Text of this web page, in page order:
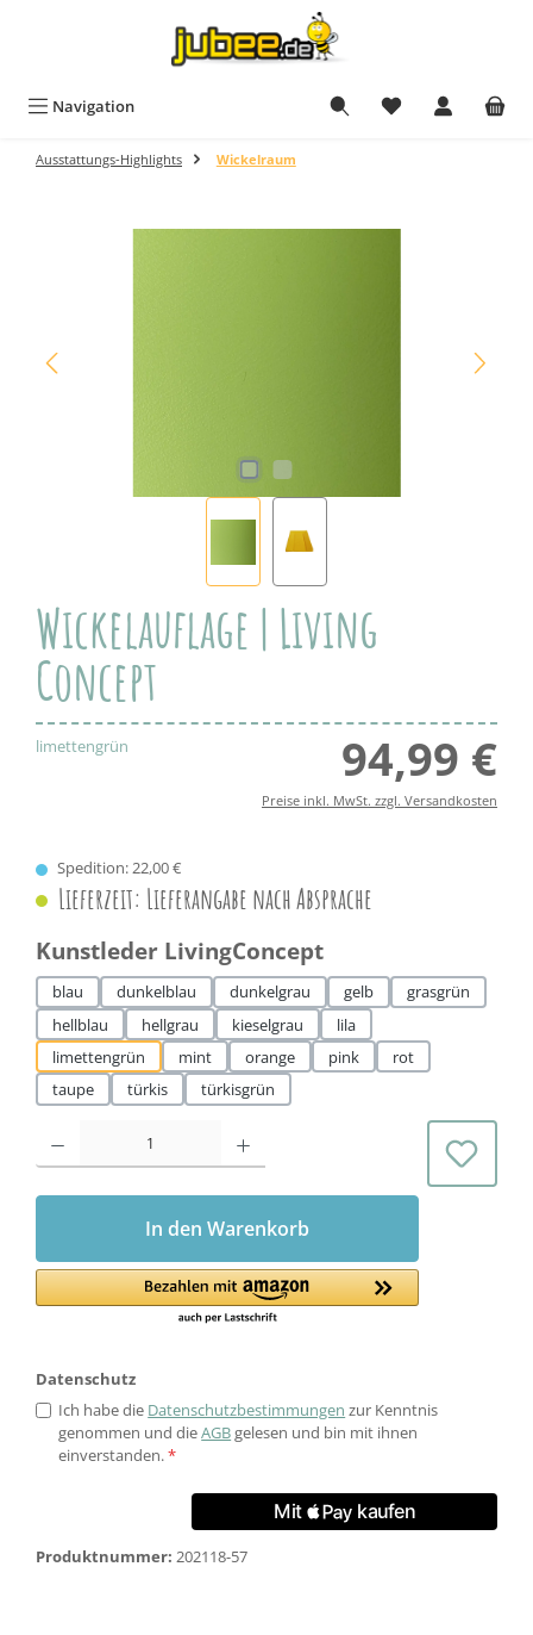
Navigation Du hast 0
Ausstattungs-Highlights Wickelraum
Wickelauflage | Living
Concept
limettengrün 94,99 €
Preise inkl. MwSt. zzgl. Versandkosten
Spedition: 22,00 €
Lieferzeit: Lieferangabe nach Absprache
Kunstleder LivingConceptauswählen
blau dunkelblau dunkelgrau gelb
grasgrün
hellblau
hellgrau kieselgrau
lila
limettengrün
mint orange pink
rot
taupe
türkis türkisgrün
Produkt Anzahl: Gib den gewünschten Wert ein oder benutze die
In den Warenkorb
Datenschutz
Ich habe die Datenschutzbestimmungen zur Kenntnis
genommen und dieAGBgelesen und bin mit ihnen
einverstanden.*
Produktnummer: 202118-57